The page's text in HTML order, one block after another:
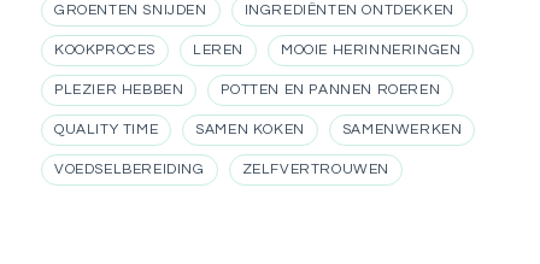
GROENTEN SNIJDEN INGREDIËNTEN ONTDEKKEN
KOOKPROCES LEREN MOOIE HERINNERINGEN
PLEZIER HEBBEN POTTEN EN PANNEN ROEREN
QUALITY TIME SAMEN KOKEN SAMENWERKEN
VOEDSELBEREIDING ZELFVERTROUWEN